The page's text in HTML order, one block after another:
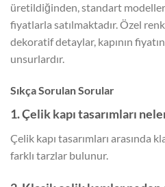
üretildiğinden, standart
fiyatlarla satılmaktadır. Özel
dekoratif detaylar, kapının
unsurlardır.
Sıkça Sorulan Sorular
1. Çelik kapı tasarımları
Çelik kapı tasarımları arasında
farklı tarzlar bulunur.